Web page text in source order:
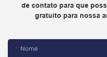
de contato para que
gratuito para nossa
Nome